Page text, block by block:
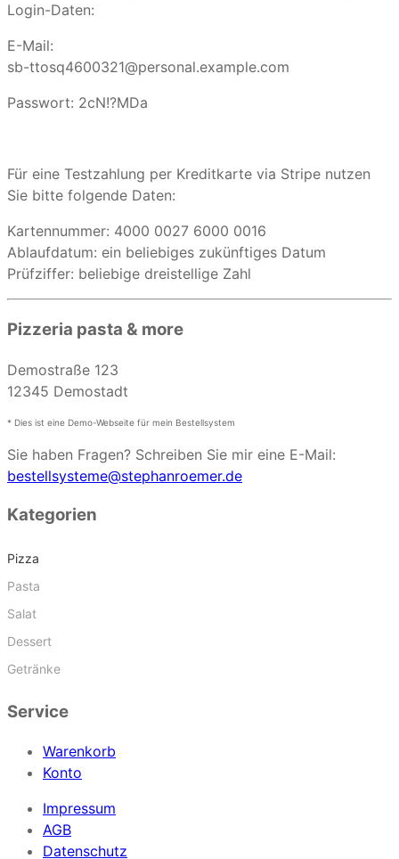
Login-Daten:
E-Mail:
sb-ttosq4600321@personal.example.com
Passwort: 2cN!?MDa
Für eine Testzahlung per Kreditkarte via Stripe nutzen
Sie bitte folgende Daten:
Kartennummer: 4000 0027 6000 0016
Ablaufdatum: ein beliebiges zukünftiges Datum
Prüfziffer: beliebige dreistellige Zahl
Pizzeria pasta & more
Demostraße 123
12345 Demostadt
* Dies ist eine Demo-Webseite für mein Bestellsystem
Sie haben Fragen? Schreiben Sie mir eine E-Mail:
bestellsysteme@stephanroemer.de
Kategorien
Pizza
Pasta
Salat
Dessert
Getränke
Service
Warenkorb
Konto
Impressum
AGB
Datenschutz